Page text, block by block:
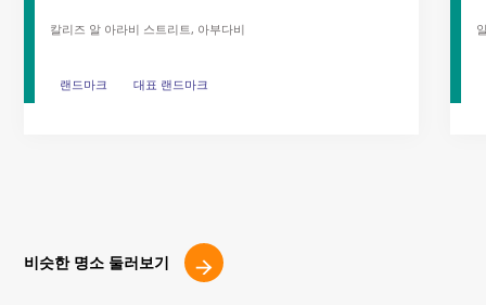
칼리즈 알 아라비 스트리트, 아부다비
랜드마크 대표 랜드마크
랜드마크 대표 랜드마크
비슷한 명소 둘러보기